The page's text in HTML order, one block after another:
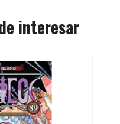
interesar